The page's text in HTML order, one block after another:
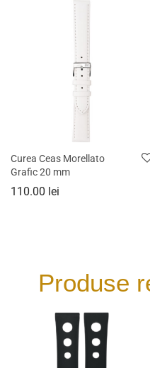
Curea Ceas Morellato
Grafic 20 mm
110.00 lei
Produse